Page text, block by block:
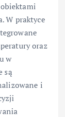
W praktyce
oraz
w
są
i